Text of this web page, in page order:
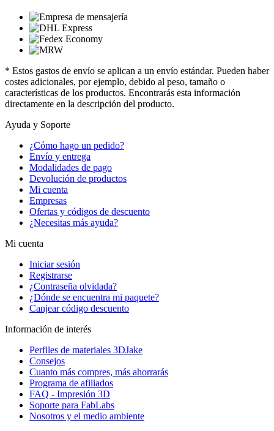
* Estos gastos de envío se aplican a un envío estándar. Pueden haber
costes adicionales, por ejemplo, debido al peso, tamaño o
características de los productos. Encontrarás esta información
directamente en la descripción del producto.
Ayuda y Soporte
¿Cómo hago un pedido?
Envío y entrega
Modalidades de pago
Devolución de productos
Mi cuenta
Empresas
Ofertas y códigos de descuento
¿Necesitas más ayuda?
Mi cuenta
Iniciar sesión
Registrarse
¿Contraseña olvidada?
¿Dónde se encuentra mi paquete?
Canjear código descuento
Información de interés
Perfiles de materiales 3DJake
Consejos
Cuanto más compres, más ahorrarás
Programa de afiliados
FAQ - Impresión 3D
Soporte para FabLabs
Nosotros y el medio ambiente